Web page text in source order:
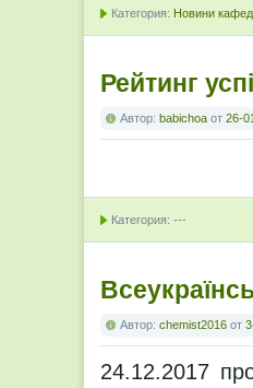
Категория: Новини
Рейтинг
Автор: babichoa от 26-
Категория: ---
Автор: chemist2016 от
24.12.2017